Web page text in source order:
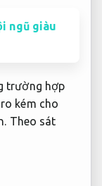
ngũ giàu
trường hợp
kém cho
Theo sát